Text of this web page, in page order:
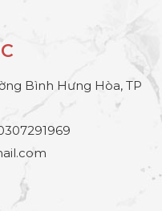
Bình Hưng Hòa, TP